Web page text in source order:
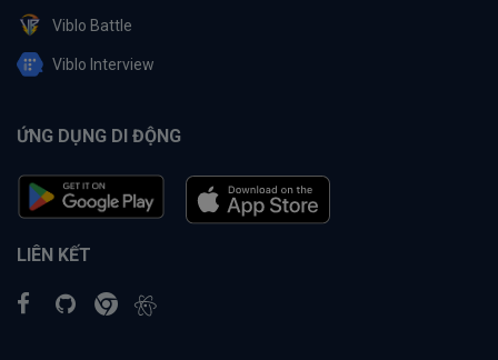
Viblo Battle
Viblo Interview
ỨNG DỤNG DI ĐỘNG
LIÊN KẾT